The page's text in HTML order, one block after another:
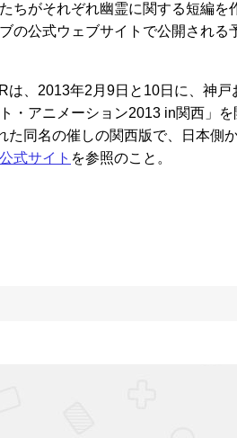
ちがそれぞれ幽霊に関する短編を
の公式ウェブサイトで公開される
、2013年2月9日と10日に、神戸
・アニメーション2013 in関西」を
同名の催しの関西版で、日本側
公式サイト を参照のこと。